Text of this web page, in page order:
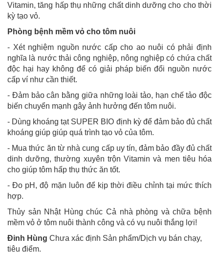
Vitamin, tăng hấp thụ những chất dinh dưỡng cho cho thời
kỳ tạo vỏ.
Phòng bệnh mềm vỏ cho tôm nuôi
- Xét nghiệm nguồn nước cấp cho ao nuôi có phải định
nghĩa là nước thải công nghiệp, nông nghiệp có chứa chất
độc hại hay không để có giải pháp biến đổi nguồn nước
cấp ví như cần thiết.
- Đảm bảo cân bằng giữa những loài tảo, hạn chế tảo độc
biến chuyển mạnh gây ảnh hưởng đến tôm nuôi.
- Dùng khoáng tạt SUPER BIO định kỳ để đảm bảo đủ chất
khoáng giúp giúp quá trình tạo vỏ của tôm.
- Mua thức ăn từ nhà cung cấp uy tín, đảm bảo đầy đủ chất
dinh dưỡng, thường xuyên trộn Vitamin và men tiêu hóa
cho giúp tôm hấp thụ thức ăn tốt.
- Đo pH, độ mặn luôn để kịp thời điều chỉnh tại mức thích
hợp.
Thủy sản Nhật Hùng chúc Cả nhà phòng và chữa bệnh
mềm vỏ ở tôm nuôi thành công và có vụ nuôi thắng lợi!
Đinh Hùng Chưa xác định Sản phẩm/Dịch vụ bán chạy,
tiêu điểm.